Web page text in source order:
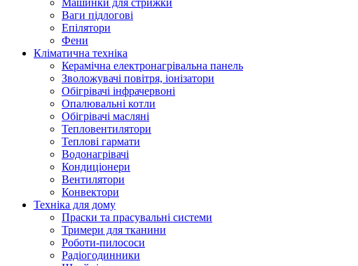
Машинки для стрижки
Ваги підлогові
Епілятори
Фени
Кліматична техніка
Керамічна електронагрівальна панель
Зволожувачі повітря, іонізатори
Обігрівачі інфрачервоні
Опалювальні котли
Обігрівачі масляні
Тепловентилятори
Теплові гармати
Водонагрівачі
Кондиціонери
Вентилятори
Конвектори
Техніка для дому
Праски та прасувальні системи
Тримери для тканини
Роботи-пилососи
Радіогодинники